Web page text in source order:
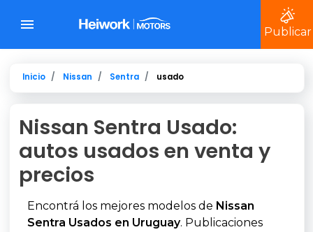
Publicar
Inicio Nissan Sentra usado
Nissan Sentra Usado:
autos usados en venta y
precios
Encontrá los mejores modelos de Nissan
Sentra Usados en Uruguay. Publicaciones